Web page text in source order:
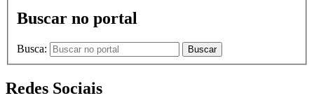
Buscar no portal
Busca: Buscar
Redes Sociais